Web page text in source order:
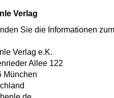
Verlag
Sie die Informationen
Verlag e.K.
Allee 122
München